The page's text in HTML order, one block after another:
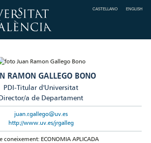
CASTELLANO ENGLISH
RAMON GALLEGO BONO
PDI-Titular d'Universitat
a de Departament
juan.r.gallego@uv.es
http://www.uv.es/jrgalleg
coneixement: ECONOMIA APLICADA